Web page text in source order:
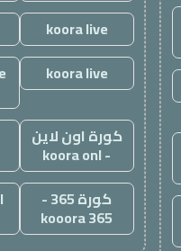
koora live
koora live
كورة اون لاين
- koora onl
كورة 365 -
kooora 365